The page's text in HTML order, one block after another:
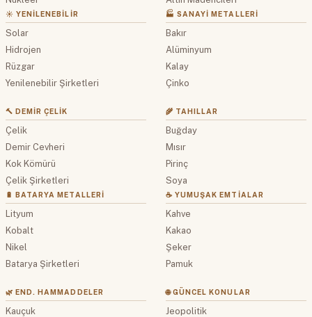
☀️ YENILENEBILIR
Solar
Hidrojen
Rüzgar
Yenilenebilir Şirketleri
🏭 SANAYI METALLERI
Bakır
Alüminyum
Kalay
Çinko
🔨 DEMIR ÇELIK
Çelik
Demir Cevheri
Kok Kömürü
Çelik Şirketleri
🔋 BATARYA METALLERI
Lityum
Kobalt
Nikel
Batarya Şirketleri
🌾 TAHILLAR
Buğday
Mısır
Pirinç
Soya
☕ YUMUŞAK EMTIALAR
Kahve
Kakao
Şeker
Pamuk
🌿 END. HAMMADDELER
Kauçuk
🌐 GÜNCEL KONULAR
Jeopolitik